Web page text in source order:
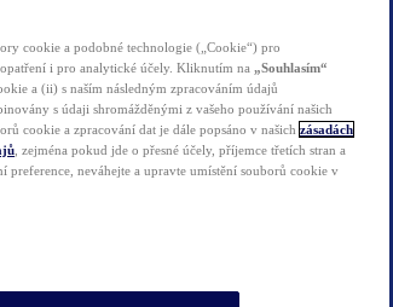
cookie a podobné technologie („Cookie“) pro
i pro analytické účely. Kliknutím na „Souhlasím“
a (ii) s naším následným zpracováním údajů
s údaji shromážděnými z vašeho používání našich
cookie a zpracování dat je dále popsáno v našich zásadách
, zejména pokud jde o přesné účely, příjemce třetích stran a
neváhejte a upravte umístění souborů cookie v